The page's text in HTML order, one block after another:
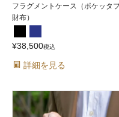
フラグメントケース（ポケッタ
財布）
¥38,500税込
詳細を見る